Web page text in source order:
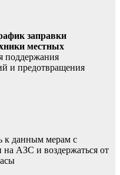
заправки
местных
поддержания
и предотвращения
к данным мерам с
на АЗС и воздержаться от